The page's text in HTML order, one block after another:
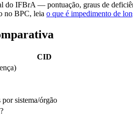
do IFBrA — pontuação, graus de
no BPC, leia o que é impedimento de
CID
sistema/órgão